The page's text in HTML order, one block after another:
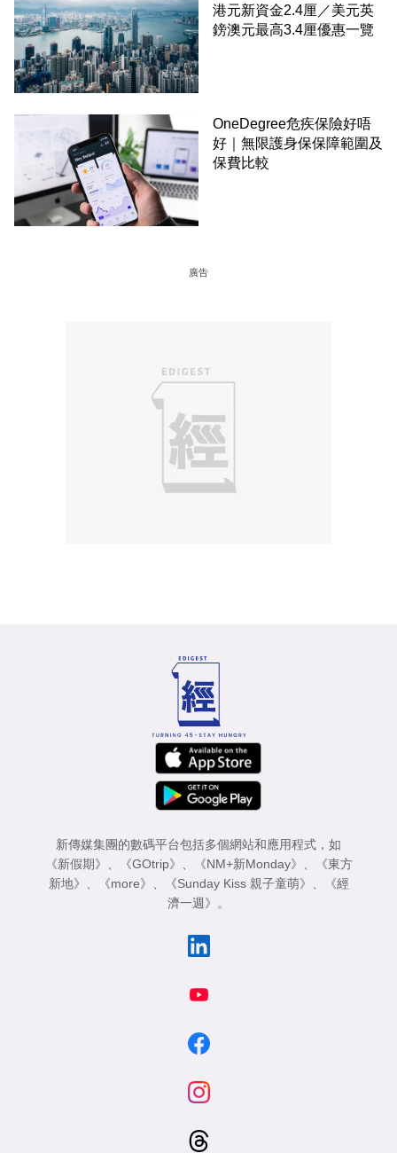
港元新資金2.4厘／美元英
鎊澳元最高3.4厘優惠一覽
OneDegree危疾保險好唔
好｜無限護身保保障範圍及
保費比較
廣告
新傳媒集團的數碼平台包括多個網站和應用程式，如
《新假期》
《GOtrip》 《NM+新Monday》
《東方
新地》
《more》 《Sunday Kiss 親子童萌》
《經
濟一週》
。